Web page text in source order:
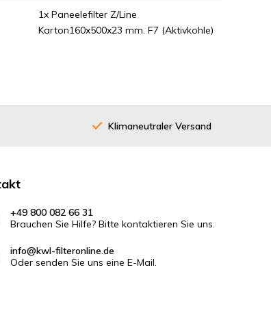
1x Paneelefilter Z/Line
Karton160x500x23 mm. F7 (Aktivkohle)
Klimaneutraler Versand
+49 800 082 66 31
Brauchen Sie Hilfe? Bitte kontaktieren Sie uns.
info@kwl-filteronline.de
Oder senden Sie uns eine E-Mail.